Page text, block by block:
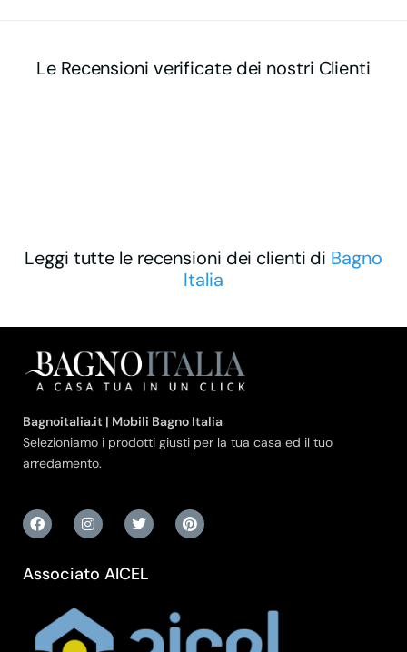
Le Recensioni verificate dei nostri Clienti
Leggi tutte le recensioni dei clienti di Bagno
Italia
Bagnoitalia.it | Mobili Bagno Italia
Selezioniamo i prodotti giusti per la tua casa ed il tuo
arredamento.
Associato AICEL